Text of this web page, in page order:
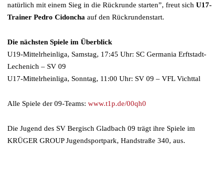
natürlich mit einem Sieg in die Rückrunde starten”, freut sich U17-
Trainer Pedro Cidoncha auf den Rückrundenstart.
Die nächsten Spiele im Überblick
U19-Mittelrheinliga, Samstag, 17:45 Uhr: SC Germania Erftstadt-
Lechenich – SV 09
U17-Mittelrheinliga, Sonntag, 11:00 Uhr: SV 09 – VFL Vichttal
Alle Spiele der 09-Teams: www.t1p.de/00qh0
Die Jugend des SV Bergisch Gladbach 09 trägt ihre Spiele im
KRÜGER GROUP Jugendsportpark, Handstraße 340, aus.